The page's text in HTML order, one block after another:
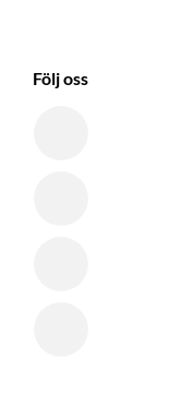
Följ oss